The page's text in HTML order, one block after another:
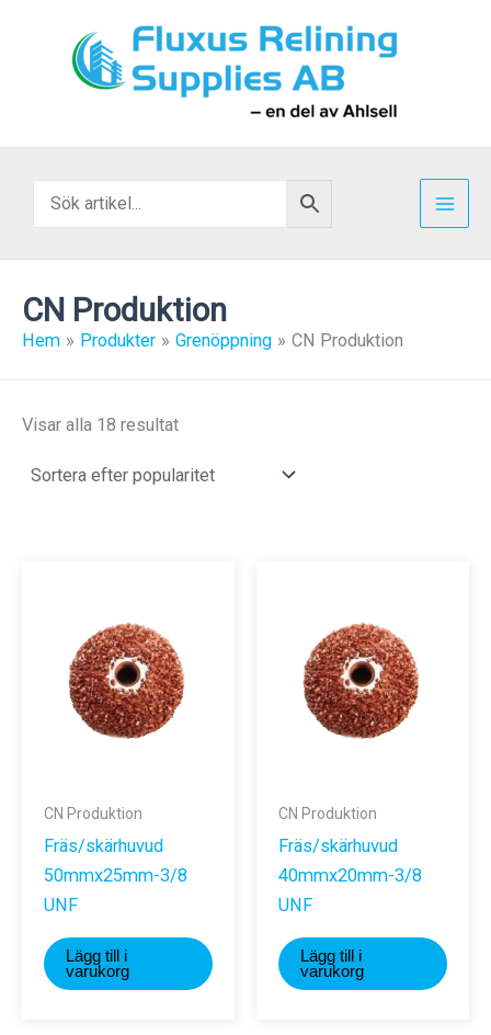
CN Produktion
Hem Produkter Grenöppning CN Produktion
Visar alla 18 resultatSortera
CN Produktion
Fräs/skärhuvud
50mmx25mm-3/8
UNF
Lägg till i
varukorg
CN Produktion
Fräs/skärhuvud
40mmx20mm-3/8
UNF
Lägg till i
varukorg